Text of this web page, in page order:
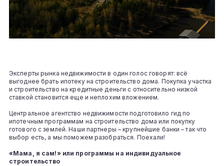
Эксперты рынка недвижимости в один голос говорят: всё
выгоднее брать ипотеку на строительство дома. Покупка участка
и строительство на кредитные деньги с относительно низкой
ставкой становится еще и неплохим вложением.
Центральное агентство недвижимости подготовило гид по
ипотечным программам на строительство дома или покупку
готового с землей. Наши партнеры – крупнейшие банки – так что
выбор есть, а мы поможем разобраться. Поехали!
«Мама, я сам!» или программы на индивидуальное
строительство